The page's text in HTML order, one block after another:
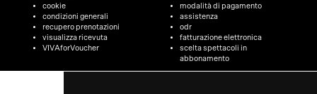
cookie
condizioni generali
recupero prenotazioni
visualizza ricevuta
VIVAforVoucher
modalità di pagamento
assistenza
odr
fatturazione elettronica
scelta spettacoli in
abbonamento